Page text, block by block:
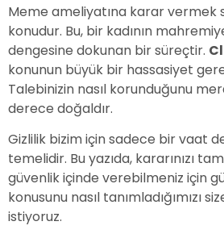
Meme ameliyatına karar vermek
konudur. Bu, bir kadının
dengesine dokunan bir süreçtir.
konunun büyük bir hassasiyet
Talebinizin nasıl korunduğunu
derece doğaldır.
Gizlilik bizim için sadece bir vaat
temelidir. Bu yazıda, kararınızı
güvenlik içinde verebilmeniz için
konusunu nasıl tanımladığımızı
istiyoruz.